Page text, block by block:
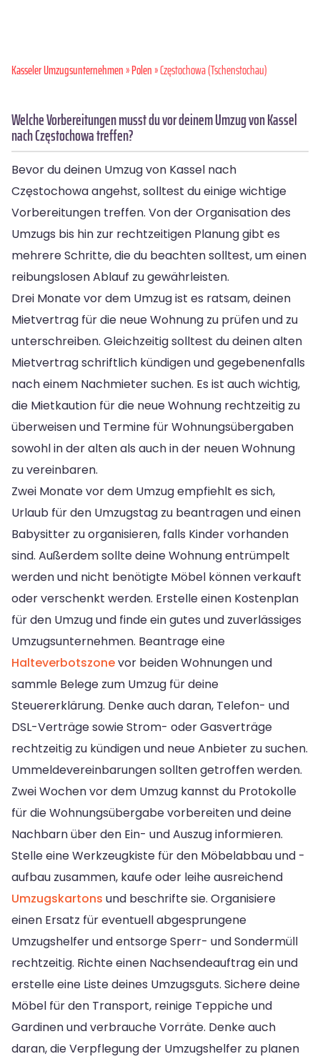
Kasseler Umzugsunternehmen»Polen» Częstochowa (Tschenstochau)
Welche Vorbereitungen musst du vor deinem Umzug von Kassel
nach Częstochowa treffen?
Bevor du deinen Umzug von Kassel nach
Częstochowa angehst, solltest du einige wichtige
Vorbereitungen treffen. Von der Organisation des
Umzugs bis hin zur rechtzeitigen Planung gibt es
mehrere Schritte, die du beachten solltest, um einen
reibungslosen Ablauf zu gewährleisten.
Drei Monate vor dem Umzug ist es ratsam, deinen
Mietvertrag für die neue Wohnung zu prüfen und zu
unterschreiben. Gleichzeitig solltest du deinen alten
Mietvertrag schriftlich kündigen und gegebenenfalls
nach einem Nachmieter suchen. Es ist auch wichtig,
die Mietkaution für die neue Wohnung rechtzeitig zu
überweisen und Termine für Wohnungsübergaben
sowohl in der alten als auch in der neuen Wohnung
zu vereinbaren.
Zwei Monate vor dem Umzug empfiehlt es sich,
Urlaub für den Umzugstag zu beantragen und einen
Babysitter zu organisieren, falls Kinder vorhanden
sind. Außerdem sollte deine Wohnung entrümpelt
werden und nicht benötigte Möbel können verkauft
oder verschenkt werden. Erstelle einen Kostenplan
für den Umzug und finde ein gutes und zuverlässiges
Umzugsunternehmen. Beantrage eine
Halteverbotszonevor beiden Wohnungen und
sammle Belege zum Umzug für deine
Steuererklärung. Denke auch daran, Telefon- und
DSL-Verträge sowie Strom- oder Gasverträge
rechtzeitig zu kündigen und neue Anbieter zu suchen.
Ummeldevereinbarungen sollten getroffen werden.
Zwei Wochen vor dem Umzug kannst du Protokolle
für die Wohnungsübergabe vorbereiten und deine
Nachbarn über den Ein- und Auszug informieren.
Stelle eine Werkzeugkiste für den Möbelabbau und -
aufbau zusammen, kaufe oder leihe ausreichend
Umzugskartons und beschrifte sie. Organisiere
einen Ersatz für eventuell abgesprungene
Umzugshelfer und entsorge Sperr- und Sondermüll
rechtzeitig. Richte einen Nachsendeauftrag ein und
erstelle eine Liste deines Umzugsguts. Sichere deine
Möbel für den Transport, reinige Teppiche und
Gardinen und verbrauche Vorräte. Denke auch
daran, die Verpflegung der Umzugshelfer zu planen